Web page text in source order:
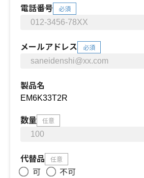
電話番号 必須
メールアドレス 必須
製品名
数量 任意
代替品 任意
可
不可